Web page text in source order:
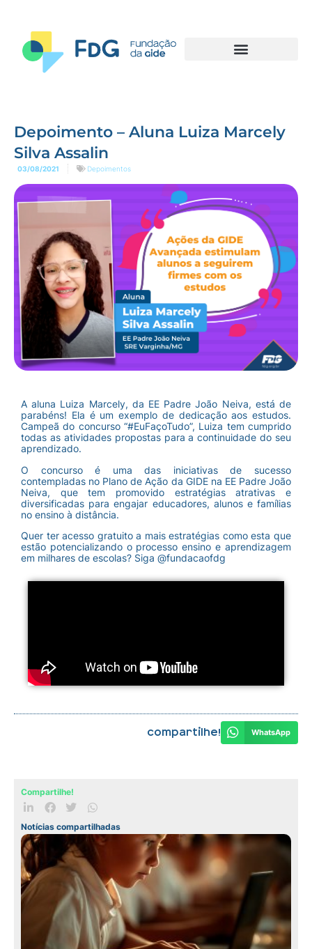
Depoimento – Aluna Luiza Marcely
Silva Assalin
03/08/2021 Depoimentos
A aluna Luiza Marcely, da EE Padre João Neiva, está de
parabéns! Ela é um exemplo de dedicação aos estudos.
Campeã do concurso “#EuFaçoTudo”, Luiza tem cumprido
todas as atividades propostas para a continuidade do seu
aprendizado.
O concurso é uma das iniciativas de sucesso
contempladas no Plano de Ação da GIDE na EE Padre João
Neiva, que tem promovido estratégias atrativas e
diversificadas para engajar educadores, alunos e famílias
no ensino à distância.
Quer ter acesso gratuito a mais estratégias como esta que
estão potencializando o processo ensino e aprendizagem
em milhares de escolas? Siga @fundacaofdg
Compartilhe! WhatsApp
Compartilhe!
Notícias compartilhadas